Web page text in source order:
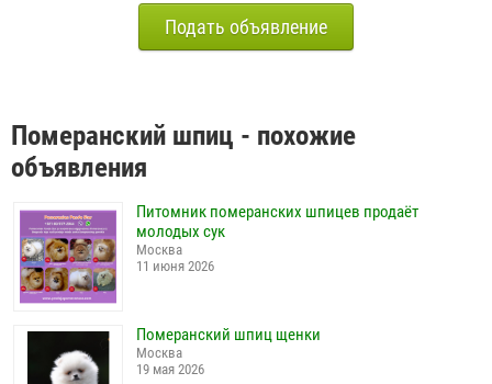
Подать объявление
Померанский шпиц - похожие
объявления
Питомник померанских шпицев продаёт
молодых сук
Москва
11 июня 2026
Померанский шпиц щенки
Москва
19 мая 2026